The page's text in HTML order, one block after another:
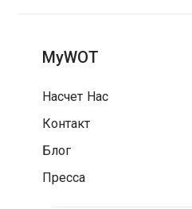
MyWOT
Насчет Нас
Контакт
Блог
Пресса